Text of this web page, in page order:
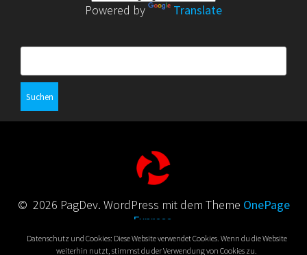
Powered by Translate
© 2026 PagDev. WordPress mit dem Theme OnePage
Express
Datenschutz und Cookies: Diese Website verwendet Cookies. Wenn du die Website
weiterhin nutzt, stimmst du der Verwendung von Cookies zu.